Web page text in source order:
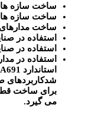
ساخت سازه
ساخت سازه ها
ساخت مدارهای
استفاده در
استفاده در
استفاده در
شدکاربردهای
برای ساخت
می گیرد.